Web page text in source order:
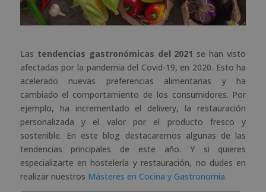
Las tendencias gastronómicas del 2021 se han visto
afectadas por la pandemia del Covid-19, en 2020. Esto ha
acelerado nuevas preferencias alimentarias y ha
cambiado el comportamiento de los consumidores. Por
ejemplo, ha incrementado el delivery, la restauración
personalizada y el valor por el producto fresco y
sostenible. En este blog destacaremos algunas de las
tendencias principales de este año. Y si quieres
especializarte en hostelería y restauración, no dudes en
realizar nuestros Másteres en Cocina y Gastronomía.